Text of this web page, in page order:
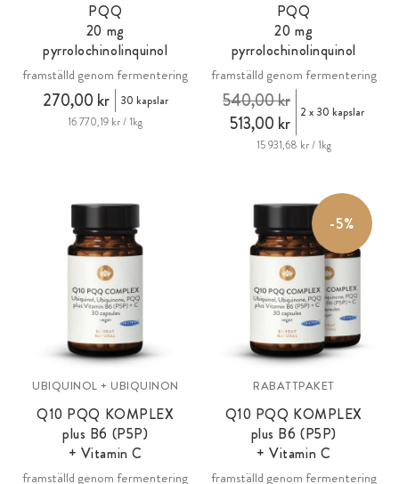
PQQ
20 mg
pyrrolochinolinquinol
framställd genom fermentering
270,00 kr
30 kapslar
16 770,19 kr / 1kg
PQQ
20 mg
pyrrolochinolinquinol
framställd genom fermentering
513,00 kr
540,00 kr 2 x 30 kapslar
15 931,68 kr / 1kg
UBIQUINOL + UBIQUINON
Q10 PQQ KOMPLEX
plus B6 (P5P)
+ Vitamin C
framställd genom fermentering
-5%
RABATTPAKET
Q10 PQQ KOMPLEX
plus B6 (P5P)
+ Vitamin C
framställd genom fermentering